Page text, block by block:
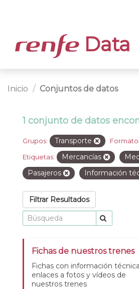
Data
Inicio Conjuntos de datos
1 conjunto de datos
Grupos: Transporte
Etiquetas: Mercancías
Pasajeros
Información
Filtrar Resultados
Fichas de nuestros trenes
Fichas con información
enlaces a fotos y vídeos de
nuestros trenes